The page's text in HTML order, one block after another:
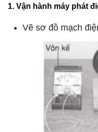
1. Vận hành máy phát
Vẽ sơ đồ mạch